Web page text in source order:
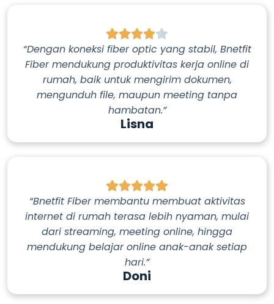
“Dengan koneksi fiber optic yang stabil, Bnetfit
Fiber mendukung produktivitas kerja online di
rumah, baik untuk mengirim dokumen,
mengunduh file, maupun meeting tanpa
hambatan.”
Lisna
“Bnetfit Fiber membantu membuat aktivitas
internet di rumah terasa lebih nyaman, mulai
dari streaming, meeting online, hingga
mendukung belajar online anak-anak setiap
hari.”
Doni